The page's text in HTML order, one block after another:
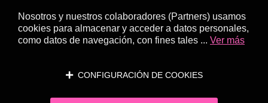
Nosotros y nuestros colaboradores (Partners) usamos
cookies para almacenar y acceder a datos personales,
como datos de navegación, con fines tales ... Ver más
CONFIGURACIÓN DE COOKIES